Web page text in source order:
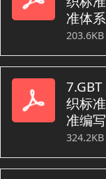
准体系
203.6KB
织标
准编写
324.2KB